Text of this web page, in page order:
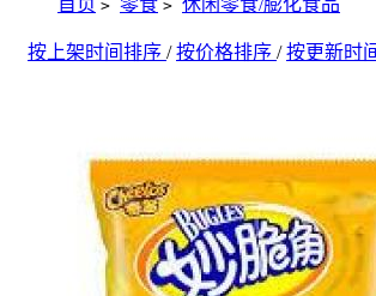
首页 > 零食 > 休闲零食/膨化食品
按上架时间排序 / 按价格排序 / 按更新时